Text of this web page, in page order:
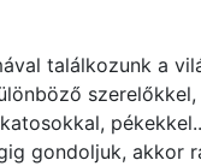
találkozunk a
szerelőkkel,
gondoljuk, akkor